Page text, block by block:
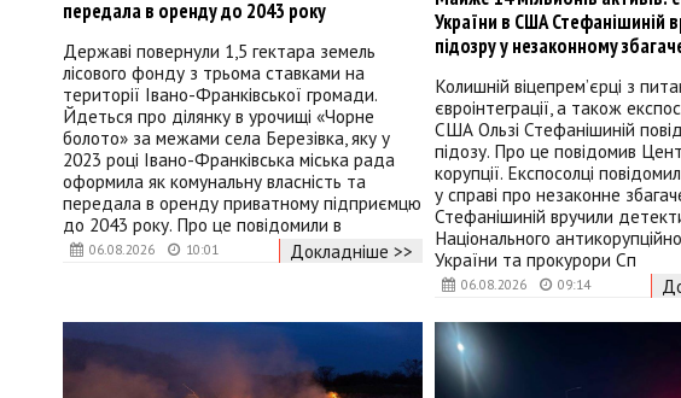
06.08.2026 10:01
передала в оренду до 2043 року
Державі повернули 1,5 гектара земель
лісового фонду з трьома ставками на
території Івано-Франківської громади.
Йдеться про ділянку в урочищі «Чорне
болото» за межами села Березівка, яку у
2023 році Івано-Франківська міська рада
оформила як комунальну власність та
передала в оренду приватному підприємцю
до 2043 року. Про це повідомили в
Докладніше >>
06.08.2026 09:14
України в США Стефанішиній
підозру у незаконному
Колишній віцепрем’єрці з
євроінтеграції, а також
США Ользі Стефанішиній
підозу. Про це повідомив
корупції. Експосолці
у справі про незаконне
Стефанішиній вручили
Національного
України та прокурори Сп